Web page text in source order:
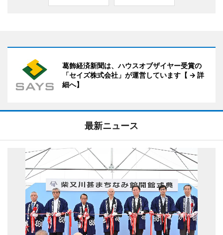
葛飾経済新聞は、ハウスオブザイヤー受賞の
「セイズ株式会社」が運営しています【 → 詳
細へ】
最新ニュース